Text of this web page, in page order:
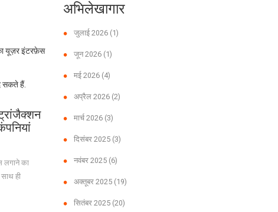
यूज़र इंटरफ़ेस
सकते हैं.
लगाने का
ही
अभिलेखागार
जुलाई 2026 (1)
जून 2026 (1)
मई 2026 (4)
अप्रैल 2026 (2)
मार्च 2026 (3)
दिसंबर 2025 (3)
नवंबर 2025 (6)
अक्तूबर 2025 (19)
सितंबर 2025 (20)